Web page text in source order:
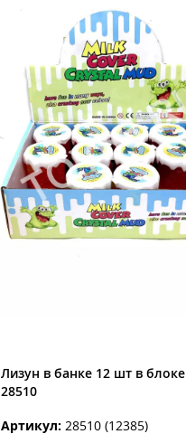
Лизун в банке 12 шт в блоке
28510
Артикул: 28510 (12385)